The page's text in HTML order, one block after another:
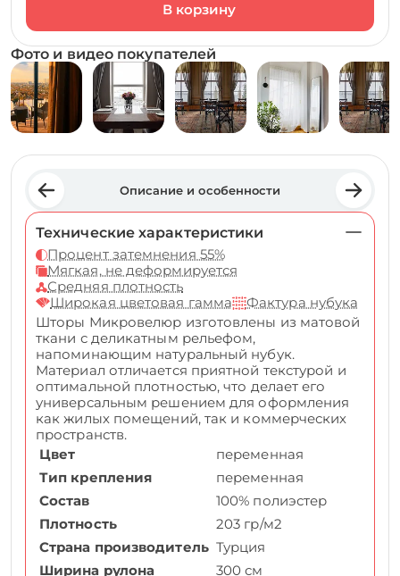
Фото и видео покупателей
Описание и особенности
Технические характеристики
Процент затемнения 55%
Мягкая, не деформируется
Средняя плотность
Широкая цветовая гамма
Фактура нубука
Шторы Микровелюр изготовлены из матовой
ткани с деликатным рельефом,
напоминающим натуральный нубук.
Материал отличается приятной текстурой и
оптимальной плотностью, что делает его
универсальным решением для оформления
как жилых помещений, так и коммерческих
пространств.
Цвет
переменная
Тип крепления
переменная
Состав
100% полиэстер
Плотность
203 гр/м2
Страна производитель Турция
Ширина рулона
300 см